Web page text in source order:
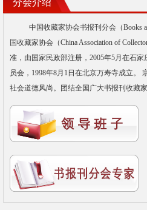
分会介绍
中国收藏家协会书报刊分会（Books
国收藏家协会（China Association of
准，由国家民政部注册，2005年5月在石
员会，1998年8月1日在北京万寿寺成立。
社会道德风尚。团结全国广大书报刊收藏家